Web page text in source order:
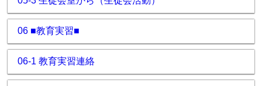
06 ■教育実習■
06-1 教育実習連絡